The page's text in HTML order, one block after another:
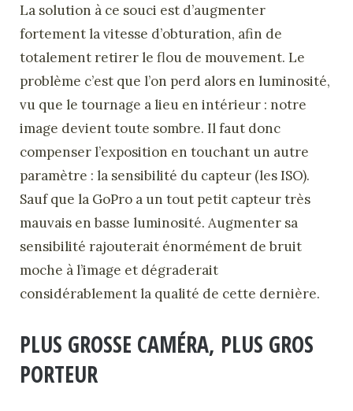
La solution à ce souci est d’augmenter
fortement la vitesse d’obturation, afin de
totalement retirer le flou de mouvement. Le
problème c’est que l’on perd alors en luminosité,
vu que le tournage a lieu en intérieur : notre
image devient toute sombre. Il faut donc
compenser l’exposition en touchant un autre
paramètre : la sensibilité du capteur (les ISO).
Sauf que la GoPro a un tout petit capteur très
mauvais en basse luminosité. Augmenter sa
sensibilité rajouterait énormément de bruit
moche à l’image et dégraderait
considérablement la qualité de cette dernière.
PLUS GROSSE CAMÉRA, PLUS GROS
PORTEUR